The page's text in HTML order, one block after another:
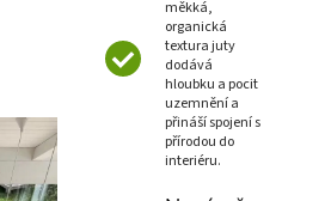
měkká,
organická
textura juty
dodává
hloubku a pocit
uzemnění a
přináší spojení s
přírodou do
interiéru.